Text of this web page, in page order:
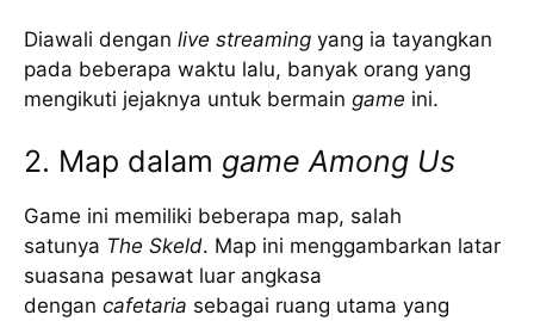
Diawali dengan live streaming yang ia tayangkan
pada beberapa waktu lalu, banyak orang yang
mengikuti jejaknya untuk bermain game ini.
2. Map dalam game Among Us
Game ini memiliki beberapa map, salah
satunya The Skeld. Map ini menggambarkan latar
suasana pesawat luar angkasa
dengan cafetaria sebagai ruang utama yang